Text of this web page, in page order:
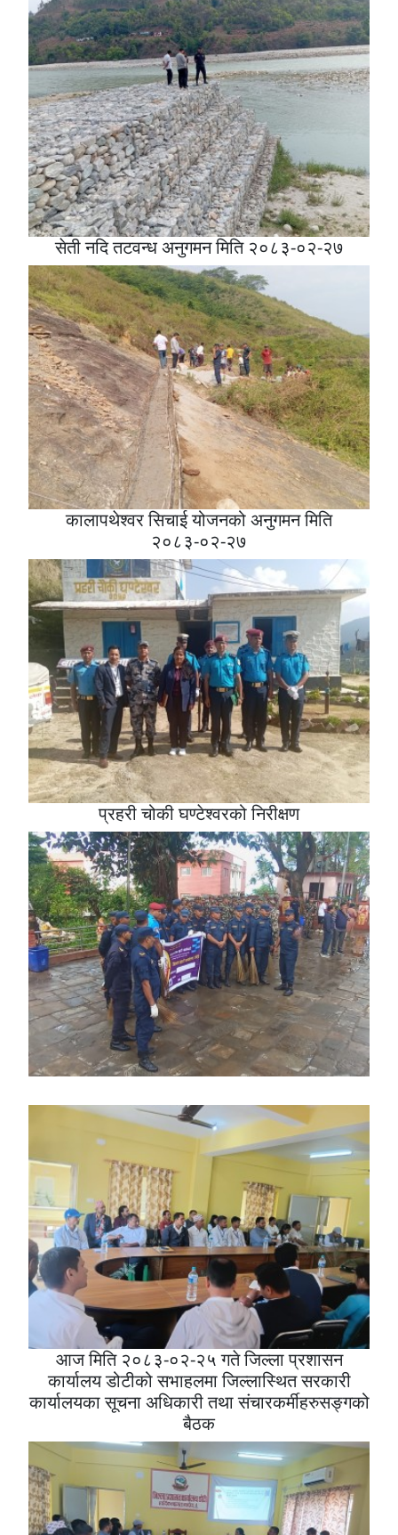
सेती नदि तटवन्ध अनुगमन मिति २०८३-०२-२७
कालापथेश्वर सिचाई योजनको अनुगमन मिति
२०८३-०२-२७
प्रहरी चोकी घण्टेश्वरको निरीक्षण
आज मिति २०८३-०२-२५ गते जिल्ला प्रशासन
कार्यालय डोटीको सभाहलमा जिल्लास्थित सरकारी
कार्यालयका सूचना अधिकारी तथा संचारकर्मीहरुसङ्गको
बैठक